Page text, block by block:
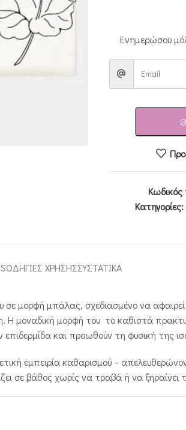
Ενημερώσου
Κωδικός
Κατηγορίες:
ΟΔΗΓΙΕΣ ΧΡΗΣΗΣΣΥΣΤΑΤΙΚΑ
μορφή μπάλας, σχεδιασμένο να
μορφή του το καθιστά
και προωθούν τη φυσική της
εμπειρία καθαρισμού –
σε βάθος χωρίς να τραβά ή να ξηραίνει